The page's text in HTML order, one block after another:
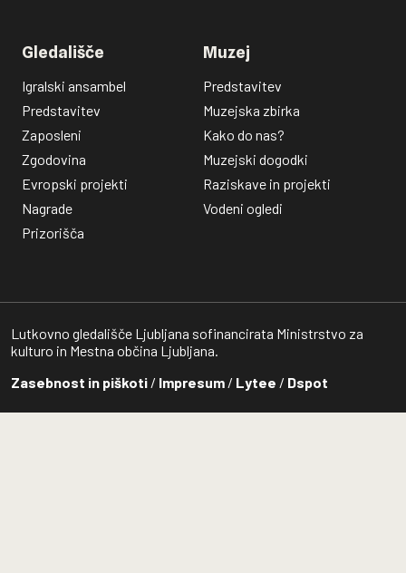
Gledališče
Igralski ansambel
Predstavitev
Zaposleni
Zgodovina
Evropski projekti
Nagrade
Prizorišča
Muzej
Predstavitev
Muzejska zbirka
Kako do nas?
Muzejski dogodki
Raziskave in projekti
Vodeni ogledi
Lutkovno gledališče Ljubljana sofinancirata Ministrstvo za
kulturo in Mestna občina Ljubljana.
Zasebnost in piškoti / Impresum / Lytee / Dspot